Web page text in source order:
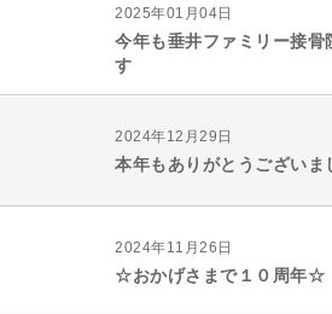
2025年01月04日
今年も垂井ファミリー接骨
す
2024年12月29日
本年もありがとうございま
2024年11月26日
☆おかげさまで１０周年☆